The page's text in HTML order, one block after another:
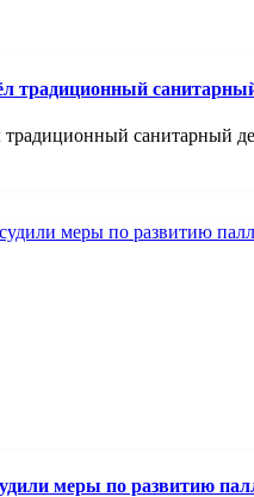
традиционный
санитарный
меры по развитию